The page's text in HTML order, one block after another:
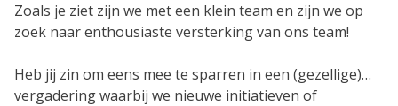
Zoals je ziet zijn we met een klein team en zijn we op
zoek naar enthousiaste versterking van ons team!
Heb jij zin om eens mee te sparren in een (gezellige)
vergadering waarbij we nieuwe initiatieven of